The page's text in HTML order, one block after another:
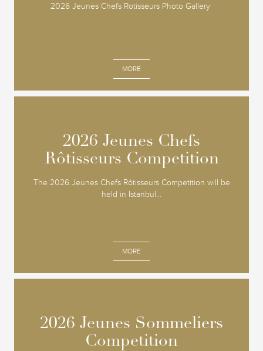
2026 Jeunes Chefs Rotisseurs Photo Gallery
MORE
2026 Jeunes Chefs
Rôtisseurs Competition
The 2026 Jeunes Chefs Rôtisseurs Competition will be
held in Istanbul...
MORE
2026 Jeunes Chefs
Rôtisseurs Competition
2026 Jeunes Sommeliers
Competition
2026 Jeunes Sommeliers
Competition